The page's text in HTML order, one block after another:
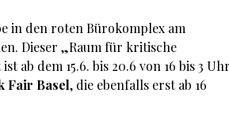
in den roten Bürokomplex am
Dieser „Raum für kritische
ab dem 15.6. bis 20.6 von 16 bis 3
Fair Basel, die ebenfalls erst ab 16